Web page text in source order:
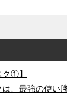
ク①】
、最強の使い